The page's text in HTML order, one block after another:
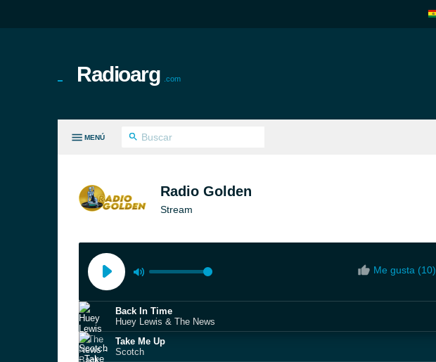
Radioarg .com
MENÚ
Radio Golden
Stream
Me gusta (10)
Back In Time
Huey Lewis & The News
Take Me Up
Scotch